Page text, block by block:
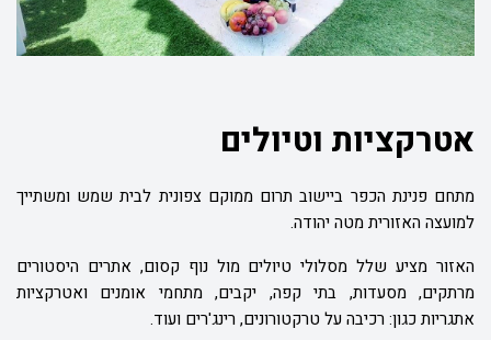
אטרקציות וטיולים
מתחם פנינת הכפר ביישוב תרום ממוקם צפונית לבית שמש ומשתייך
למועצה האזורית מטה יהודה.
האזור מציע שלל מסלולי טיולים מול נוף קסום, אתרים היסטורים
מרתקים, מסעדות, בתי קפה, יקבים, מתחמי אומנים ואטרקציות
אתגריות כגון: רכיבה על טרקטורונים, רינג'רים ועוד.